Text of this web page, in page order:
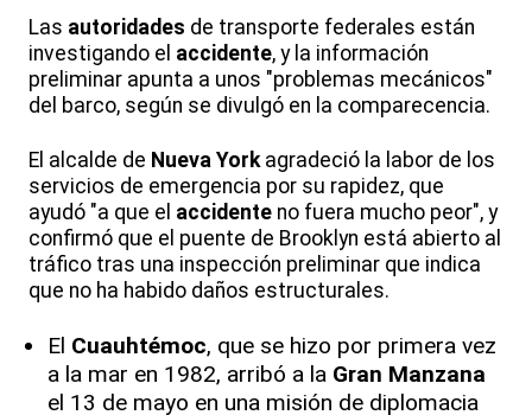
Las autoridades de transporte federales están
investigando el accidente, y la información
preliminar apunta a unos "problemas mecánicos"
del barco, según se divulgó en la comparecencia.
El alcalde de Nueva York agradeció la labor de los
servicios de emergencia por su rapidez, que
ayudó "a que el accidente no fuera mucho peor", y
confirmó que el puente de Brooklyn está abierto al
tráfico tras una inspección preliminar que indica
que no ha habido daños estructurales.
El Cuauhtémoc, que se hizo por primera vez
a la mar en 1982, arribó a la Gran Manzana
el 13 de mayo en una misión de diplomacia